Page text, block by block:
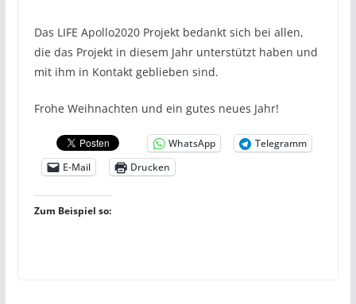
Das LIFE Apollo2020 Projekt bedankt sich bei allen,
die das Projekt in diesem Jahr unterstützt haben und
mit ihm in Kontakt geblieben sind.
Frohe Weihnachten und ein gutes neues Jahr!
WhatsApp
Telegramm
E-Mail
Drucken
Zum Beispiel so: